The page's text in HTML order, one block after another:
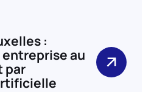
:
au
par